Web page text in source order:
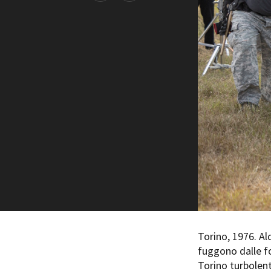
Rete regionale
Bilancio sociale
Amministrazione
Bandi e gare
Sostenibilità ambientale
Servizi generali
Location scouting
Spazi nella sede FCTP
Sala Casting
Sala Paolo Tenna
FILM FUNDS
Piemonte Film Tv Fund
Piemonte Film Tv
Piemonte Doc Film Fund
Short Film Fund
Torino, 1976.
fuggono dalle
Torino